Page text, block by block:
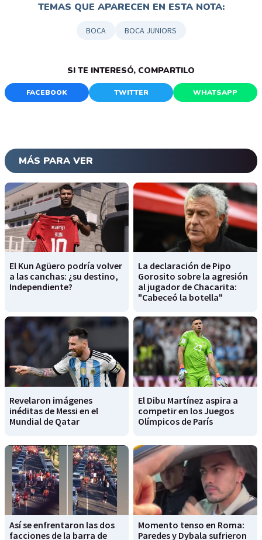
TEMAS QUE APARECEN EN ESTA NOTA:
BOCA BOCA JUNIORS
SI TE INTERESÓ, COMPARTILO
FACEBOOK TWITTER WHATSAPP
MÁS PARA VER
El Kun Agüero podría volver
a las canchas: ¿su destino,
Independiente?
La declaración de Pipo
Gorosito sobre la agresión
al jugador de Chacarita:
"Cabeceó la botella"
Revelaron imágenes
inéditas de Messi en el
Mundial de Qatar
El Dibu Martínez aspira a
competir en los Juegos
Olímpicos de París
Así se enfrentaron las dos
facciones de la barra de
Momento tenso en Roma:
Paredes y Dybala sufrieron